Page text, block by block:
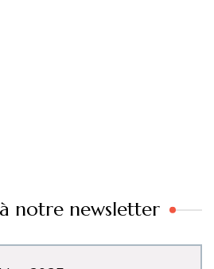
notre newsletter